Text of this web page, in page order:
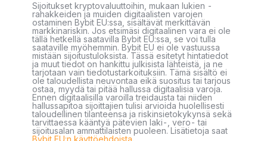
Sijoitukset kryptovaluuttoihin, mukaan lukien -
rahakkeiden ja muiden digitaalisten varojen
ostaminen Bybit EU:ssa, sisältävät merkittävän
markkinariskin. Jos etsimäsi digitaalinen vara ei ole
tällä hetkellä saatavilla Bybit EU:ssa, se voi tulla
saataville myöhemmin. Bybit EU ei ole vastuussa
mistään sijoitustuloksista. Tässä esitetyt hintatiedot
ja muut tiedot on hankittu julkisista lähteistä, ja ne
tarjotaan vain tiedotustarkoituksiin. Tämä sisältö ei
ole taloudellista neuvontaa eikä suositus tai tarjous
ostaa, myydä tai pitää hallussa digitaalisia varoja.
Ennen digitaalisilla varoilla treidausta tai niiden
hallussapitoa sijoittajien tulisi arvioida huolellisesti
taloudellinen tilanteensa ja riskinsietokykynsä sekä
tarvittaessa kääntyä pätevien laki-, vero- tai
sijoitusalan ammattilaisten puoleen. Lisätietoja saat
Bybit EU:n käyttöehdoista.